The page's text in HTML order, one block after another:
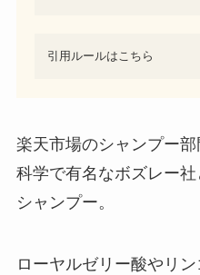
引用ルールはこちら
楽天市場のシャンプー
科学で有名なボズレー
シャンプー。
ローヤルゼリー酸やリ